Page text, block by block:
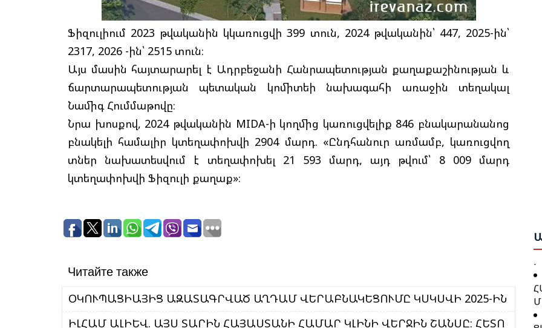
Ֆիզուլիում 2023 թվականին կկառուցվի 399 տուն, 2024 թվականին՝ 447, 2025-ին՝
2317, 2026 -ին՝ 2515 տուն։
Այս մասին հայտարարել է Ադրբեջանի Հանրապետության քաղաքաշինության և
ճարտարապետության պետական կոմիտեի նախագահի առաջին տեղակալ
Նամիգ Հումմաթովը։
Նրա խոսքով, 2024 թվականին MIDA-ի կողմից կառուցվելիք 846 բնակարանանոց
բնակելի համալիր կտեղափոխվի 2904 մարդ. «Ընդհանուր առմամբ, կառուցվող
տներ նախատեսվում է տեղափոխել 21 593 մարդ, այդ թվում՝ 8 009 մարդ
կտեղափոխվի Ֆիզուլի քաղաք»։
Читайте также
ՕԿՈՒՊԱՑԻԱՅԻՑ ԱԶԱՏԱԳՐՎԱԾ ԱՂԴԱՄ ՎԵՐԱԲՆԱԿԵՑՈՒՄԸ ԿՍԿՍՎԻ 2025-ԻՆ
ԻԼՀԱՄ ԱԼԻԵՎ. ԱՅՍ ՏԱՐԻՆ ՀԱՅԱՍՏԱՆԻ ՀԱՄԱՐ ԿԼԻՆԻ ՎԵՐՋԻՆ ՇԱՆՍԸ: ՀԵՏՈ